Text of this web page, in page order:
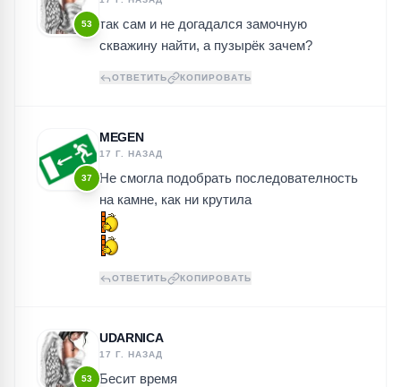
53
так сам и не догадался замочную
скважину найти, а пузырёк зачем?
ОТВЕТИТЬ КОПИРОВАТЬ
37
MEGEN
17 Г. НАЗАД
Не смогла подобрать последователность
на камне, как ни крутила
ОТВЕТИТЬ КОПИРОВАТЬ
53
UDARNICA
17 Г. НАЗАД
Бесит время